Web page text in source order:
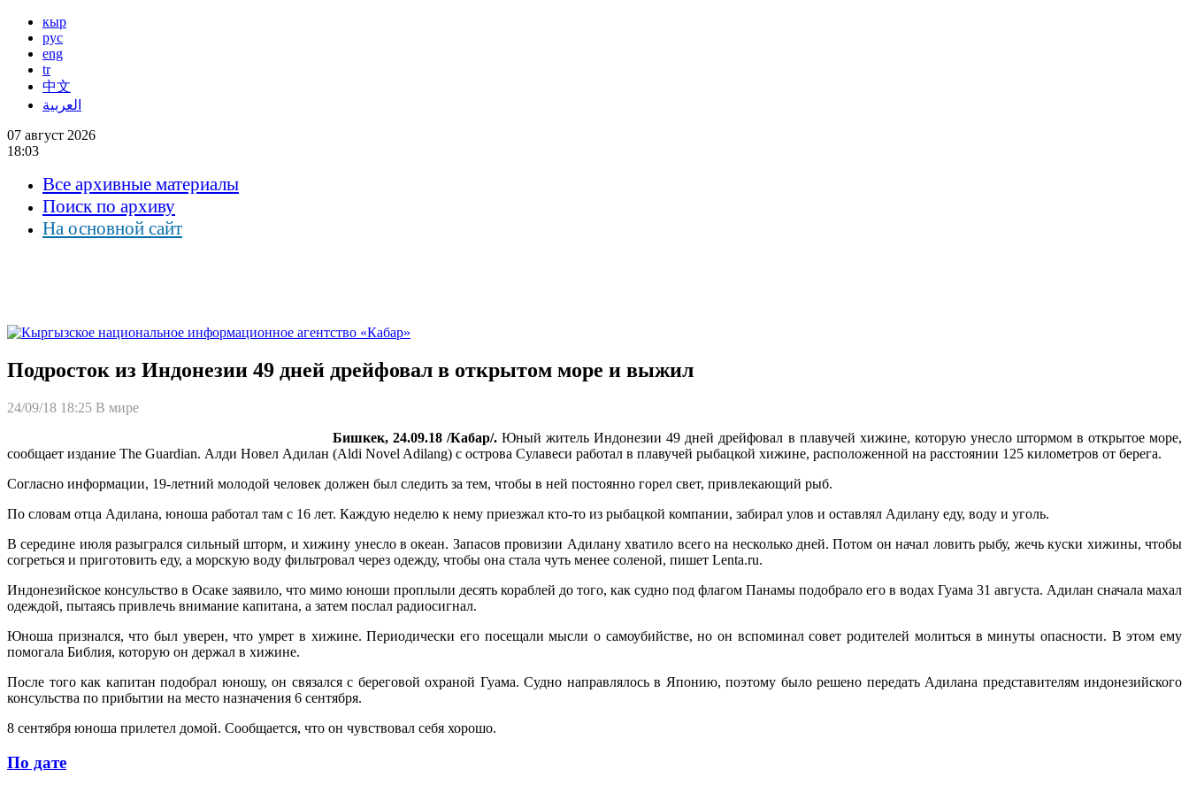
кыр
рус
eng
tr
中文
العربية
07 август 2026
18:03
Все архивные материалы
Поиск по архиву
На основной сайт
Подросток из Индонезии 49 дней дрейфовал в открытом море и выжил
24/09/18 18:25 В мире
Бишкек, 24.09.18 /Кабар/.Юный житель Индонезии 49 дней дрейфовал в плавучей хижине, которую унесло штормом в открытое море,
сообщает издание The Guardian. Алди Новел Адилан (Aldi Novel Adilang) с острова Сулавеси работал в плавучей рыбацкой хижине, расположенной на расстоянии 125 километров от берега.
Согласно информации, 19-летний молодой человек должен был следить за тем, чтобы в ней постоянно горел свет, привлекающий рыб.
По словам отца Адилана, юноша работал там с 16 лет. Каждую неделю к нему приезжал кто-то из рыбацкой компании, забирал улов и оставлял Адилану еду, воду и уголь.
В середине июля разыгрался сильный шторм, и хижину унесло в океан. Запасов провизии Адилану хватило всего на несколько дней. Потом он начал ловить рыбу, жечь куски хижины, чтобы
согреться и приготовить еду, а морскую воду фильтровал через одежду, чтобы она стала чуть менее соленой, пишет Lenta.ru.
Индонезийское консульство в Осаке заявило, что мимо юноши проплыли десять кораблей до того, как судно под флагом Панамы подобрало его в водах Гуама 31 августа. Адилан сначала махал
одеждой, пытаясь привлечь внимание капитана, а затем послал радиосигнал.
Юноша признался, что был уверен, что умрет в хижине. Периодически его посещали мысли о самоубийстве, но он вспоминал совет родителей молиться в минуты опасности. В этом ему
помогала Библия, которую он держал в хижине.
После того как капитан подобрал юношу, он связался с береговой охраной Гуама. Судно направлялось в Японию, поэтому было решено передать Адилана представителям индонезийского
консульства по прибытии на место назначения 6 сентября.
8 сентября юноша прилетел домой. Сообщается, что он чувствовал себя хорошо.
По дате